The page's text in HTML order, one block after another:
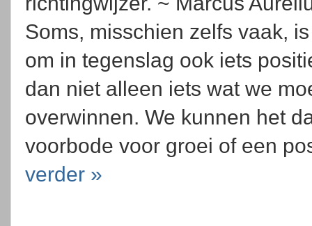
Soms, misschien zelfs vaak,
om in tegenslag ook iets
dan niet alleen iets wat we
overwinnen. We kunnen het
voorbode voor groei of een
verder »